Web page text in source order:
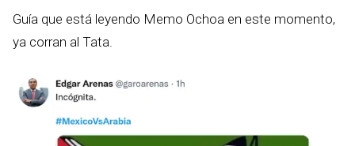
Guía que está leyendo Memo Ochoa en este momento,
ya corran al Tata.